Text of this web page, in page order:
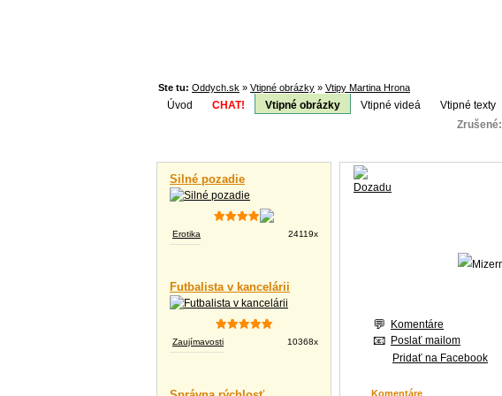
Ste tu: Oddych.sk » Vtipné obrázky » Vtipy Martina Hrona
Úvod
CHAT! Vtipné obrázky Vtipné videá Vtipné texty
Zrušené:
Silné pozadie
Erotika 24119x
Futbalista v kancelárii
Zaujímavosti 10368x
Komentáre
Poslať mailom
Pridať na Facebook
Komentáre